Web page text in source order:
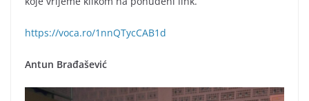
https://voca.ro/1nnQTycCAB1d
Antun Brađašević